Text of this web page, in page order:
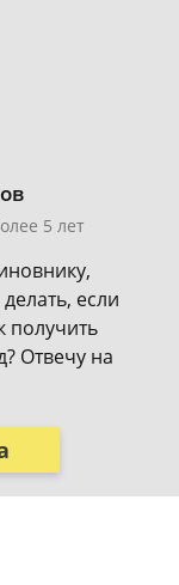
5 лет
если
получить
Отвечу на